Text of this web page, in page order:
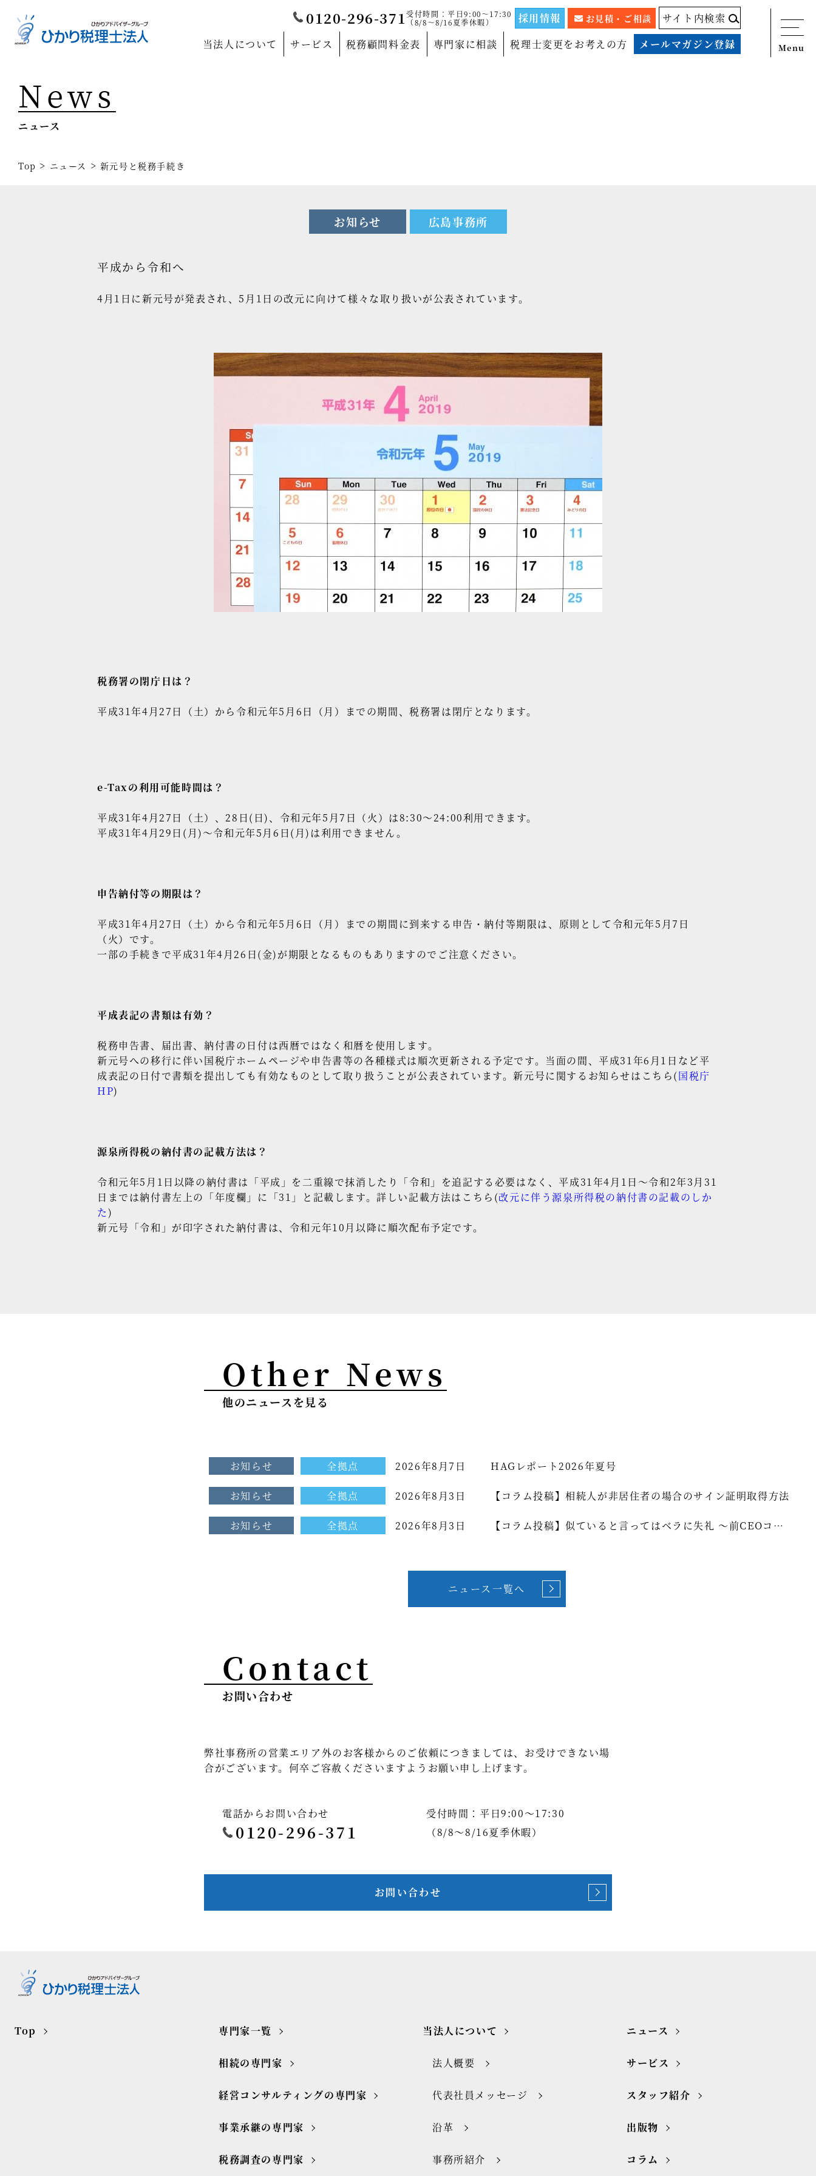
0120-296-371受付時間：平日9:00～17:30
（8/8～8/16夏季休暇）
採用情報 お見積・ご相談
サイト内検索
当法人について
サービス 税務顧問料金表 専門家に相談 税理士変更をお考えの方 メールマガジン登録 Menu
Top
税務調査の専門家
医療業界の専門家
事務所紹介
事業部紹介
News
ニュース
Top > ニュース > 新元号と税務手続き
お知らせ 広島事務所
平成から令和へ
4月1日に新元号が発表され、5月1日の改元に向けて様々な取り扱いが公表されています。
税務署の閉庁日は？
平成31年4月27日（土）から令和元年5月6日（月）までの期間、税務署は閉庁となります。
e-Taxの利用可能時間は？
平成31年4月27日（土）、28日(日)、令和元年5月7日（火）は8:30～24:00利用できます。
平成31年4月29日(月)～令和元年5月6日(月)は利用できません。
申告納付等の期限は？
平成31年4月27日（土）から令和元年5月6日（月）までの期間に到来する申告・納付等期限は、原則として令和元年5月7日
（火）です。
一部の手続きで平成31年4月26日(金)が期限となるものもありますのでご注意ください。
平成表記の書類は有効？
税務申告書、届出書、納付書の日付は西暦ではなく和暦を使用します。
新元号への移行に伴い国税庁ホームページや申告書等の各種様式は順次更新される予定です。当面の間、平成31年6月1日など平
成表記の日付で書類を提出しても有効なものとして取り扱うことが公表されています。新元号に関するお知らせはこちら(国税庁
HP)
源泉所得税の納付書の記載方法は？
令和元年5月1日以降の納付書は「平成」を二重線で抹消したり「令和」を追記する必要はなく、平成31年4月1日～令和2年3月31
日までは納付書左上の「年度欄」に「31」と記載します。詳しい記載方法はこちら(改元に伴う源泉所得税の納付書の記載のしか
た)
新元号「令和」が印字された納付書は、令和元年10月以降に順次配布予定です。
Other News
他のニュースを見る
お知らせ 全拠点 2026年8月7日 HAGレポート2026年夏号
お知らせ 全拠点 2026年8月3日 【コラム投稿】相続人が非居住者の場合のサイン証明取得方法
お知らせ 全拠点 2026年8月3日
【コラム投稿】似ていると言ってはベラに失礼 ～前CEOコラ
ニュース一覧へ
Contact
お問い合わせ
弊社事務所の営業エリア外のお客様からのご依頼につきましては、お受けできない場
合がございます。何卒ご容赦くださいますようお願い申し上げます。
電話からお問い合わせ
0120-296-371
受付時間：平日9:00～17:30
（8/8～8/16夏季休暇）
お問い合わせ
Top 専門家一覧
相続の専門家
経営コンサルティングの専門家
事業承継の専門家
税務調査の専門家
当法人について
法人概要
代表社員メッセージ
沿革
事務所紹介
ニュース
サービス
スタッフ紹介
出版物
コラム